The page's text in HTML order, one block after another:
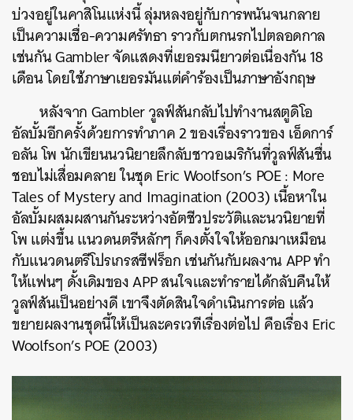
บ่วงอยู่ในคาสิโนแห่งนี้ ลุ่มหลงอยู่กับการพนันจนกลาย
เป็นความเชื่อ-ความศรัทธา ราวกับตกนรกไปตลอดกาล
เช่นกัน Gambler จัดแสดงที่เยอรมนียาวต่อเนื่องกัน 18
เดือน โดยใช้ภาษาเยอรมันแต่คำร้องเป็นภาษาอังกฤษ
หลังจาก Gambler วูลฟ์สันกลับไปทำงานสตูดิโอ
อัลบั้มอีกครั้งด้วยการทำภาค 2 ของเรื่องราวของ เอ็ดการ์
อลัน โพ นักเขียนนวนิยายลึกลับชาวอเมริกันที่วูลฟ์สันชื่น
ชอบไม่เสื่อมคลาย ในชุด Eric Woolfson’s POE : More
Tales of Mystery and Imagination (2003) เนื้อหาใน
อัลบั้มผสมผสานกันระหว่างอัตชีวประวัติและนวนิยายที่
โพ แต่งขึ้น แนวดนตรีหลักๆ ก็คงตั้งใจให้ออกมาเหมือน
กับแนวดนตรีโปรเกรสซีฟร็อก เช่นกันกับผลงาน APP ทำ
ให้แฟนๆ ดั้งเดิมของ APP สนใจและทำรายได้กลับคืนให้
วูลฟ์สันเป็นอย่างดี เขาจึงตัดสินใจดำเนินการต่อ แล้ว
ขยายผลงานชุดนี้ให้เป็นละครเวทีเรื่องต่อไป คือเรื่อง Eric
Woolfson’s POE (2003)